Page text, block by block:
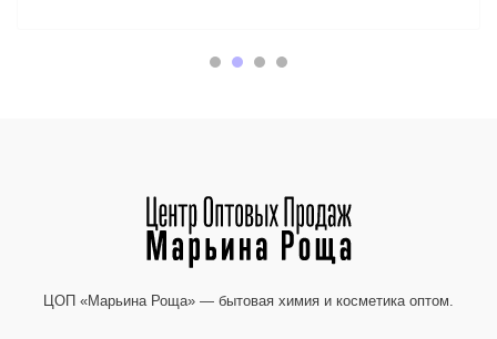
ЦОП «Марьина Роща» — бытовая химия и косметика оптом.